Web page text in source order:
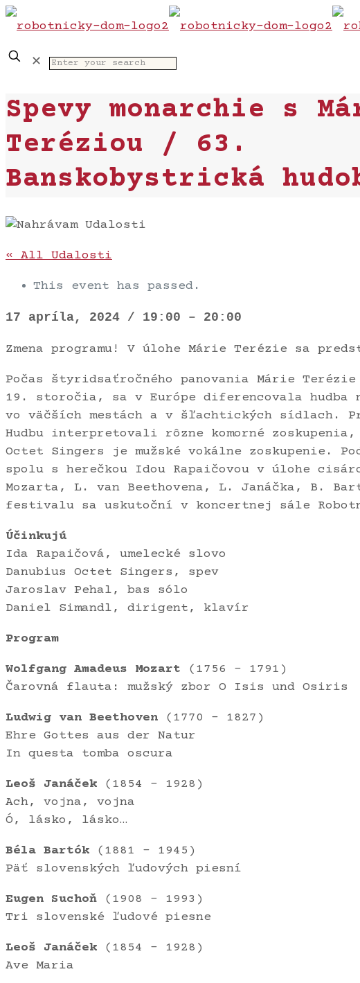
✕
Spevy monarchie s
Teréziou / 63.
Banskobystrická
« All Udalosti
This event has passed.
17 apríla, 2024 / 19:00 – 20:00
Zmena programu! V úlohe Márie Terézie sa
Počas štyridsaťročného panovania Márie
19. storočia, sa v Európe diferencovala hudba
vo väčších mestách a v šľachtických sídlach.
Hudbu interpretovali rôzne komorné
Octet Singers je mužské vokálne zoskupenie.
spolu s herečkou Idou Rapaičovou v úlohe
Mozarta, L. van Beethovena, L. Janáčka, B.
festivalu sa uskutoční v koncertnej sále
Účinkujú
Ida Rapaičová, umelecké slovo
Danubius Octet Singers, spev
Jaroslav Pehal, bas sólo
Daniel Simandl, dirigent, klavír
Program
Wolfgang Amadeus Mozart (1756 – 1791)
Čarovná flauta: mužský zbor O Isis und Osiris
Ludwig van Beethoven (1770 – 1827)
Ehre Gottes aus der Natur
In questa tomba oscura
Leoš Janáček (1854 – 1928)
Ach, vojna, vojna
Ó, lásko, lásko…
Béla Bartók (1881 – 1945)
Päť slovenských ľudových piesní
Eugen Suchoň (1908 – 1993)
Tri slovenské ľudové piesne
Leoš Janáček (1854 – 1928)
Ave Maria